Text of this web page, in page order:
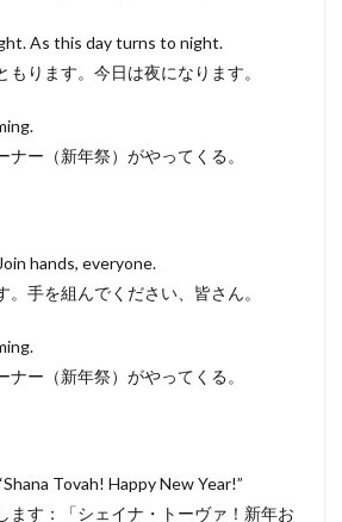
As this day turns to night.
もります。今日は夜になります。
ナー（新年祭）がやってくる。
hands, everyone.
。手を組んでください、皆さん。
ナー（新年祭）がやってくる。
Tovah! Happy New Year!”
ます：「シェイナ・トーヴァ！新年お